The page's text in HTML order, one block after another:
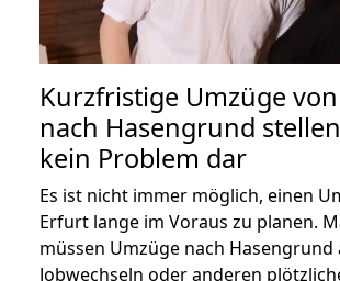
Kurzfristige Umzüge
nach Hasengrund
kein Problem dar
Es ist nicht immer möglich, einen
Erfurt lange im Voraus zu planen.
müssen Umzüge nach
Jobwechseln oder anderen